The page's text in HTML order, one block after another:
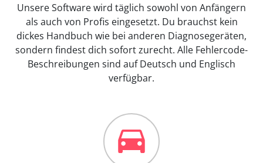
Unsere Software wird täglich sowohl von Anfängern
als auch von Profis eingesetzt. Du brauchst kein
dickes Handbuch wie bei anderen Diagnosegeräten,
sondern findest dich sofort zurecht. Alle Fehlercode-
Beschreibungen sind auf Deutsch und Englisch
verfügbar.